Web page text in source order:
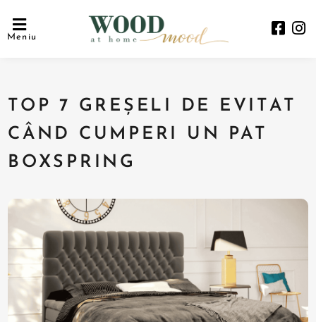
Meniu
TOP 7 GREȘELI DE EVITAT
CÂND CUMPERI UN PAT
BOXSPRING